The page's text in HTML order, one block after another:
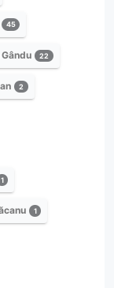
45
Gându 22
2
1
1